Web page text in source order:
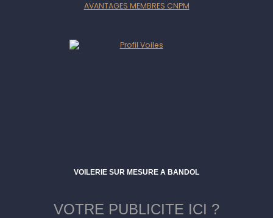
AVANTAGES MEMBRES CNPM
VOILERIE SUR MESURE A BANDOL
VOTRE PUBLICITE ICI ?